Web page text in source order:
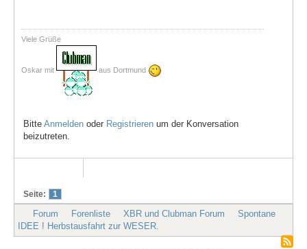
Viele Grüße
Oskar mit aus Dortmund
Bitte Anmelden oder Registrieren um der Konversation
beizutreten.
Seite: 1
Forum Forenliste XBR und Clubman Forum
Spontane
IDEE ! Herbstausfahrt zur WESER.